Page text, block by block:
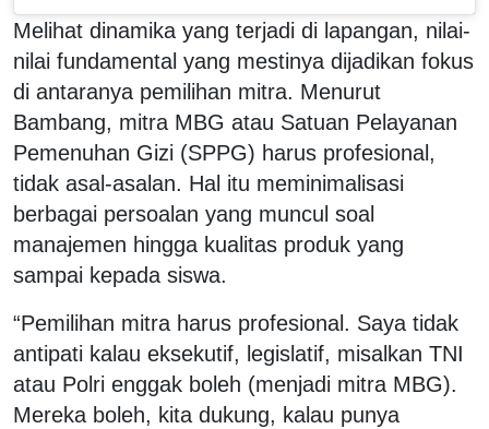
Melihat dinamika yang terjadi di lapangan, nilai-
nilai fundamental yang mestinya dijadikan fokus
di antaranya pemilihan mitra. Menurut
Bambang, mitra MBG atau Satuan Pelayanan
Pemenuhan Gizi (SPPG) harus profesional,
tidak asal-asalan. Hal itu meminimalisasi
berbagai persoalan yang muncul soal
manajemen hingga kualitas produk yang
sampai kepada siswa.
“Pemilihan mitra harus profesional. Saya tidak
antipati kalau eksekutif, legislatif, misalkan TNI
atau Polri enggak boleh (menjadi mitra MBG).
Mereka boleh, kita dukung, kalau punya